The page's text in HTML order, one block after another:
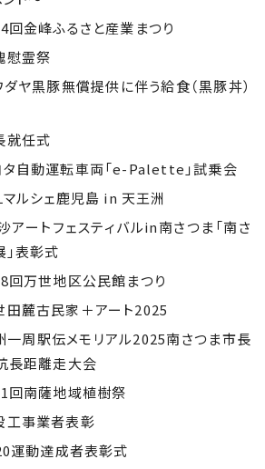
金峰ふるさと産業まつり
霊祭
ヤ黒豚無償提供に伴う給食（黒豚丼）
任式
自動運転車両「e-Palette」試乗会
ルシェ鹿児島 in 天王洲
ートフェスティバルin南さつま「南さ
表彰式
万世地区公民館まつり
麓古民家＋アート2025
周駅伝メモリアル2025南さつま市長
長距離走大会
南薩地域植樹祭
事業者表彰
動達成者表彰式